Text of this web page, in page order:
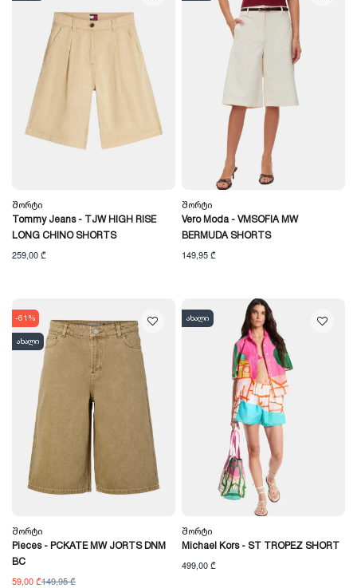
Შორტი
Tommy Jeans - TJW HIGH RISE
LONG CHINO SHORTS
259,00 ₾
Შორტი
Vero Moda - VMSOFIA MW
BERMUDA SHORTS
149,95 ₾
-61%
ახალი
Შორტი
Pieces - PCKATE MW JORTS DNM
BC
59,00 ₾149,95 ₾
ახალი
Შორტი
Michael Kors - ST TROPEZ SHORT
499,00 ₾